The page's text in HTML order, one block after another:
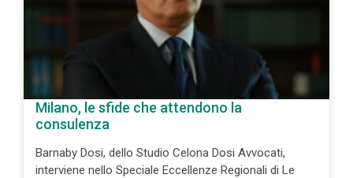
Milano, le sfide che attendono la
consulenza
Barnaby Dosi, dello Studio Celona Dosi Avvocati,
interviene nello Speciale Eccellenze Regionali di Le